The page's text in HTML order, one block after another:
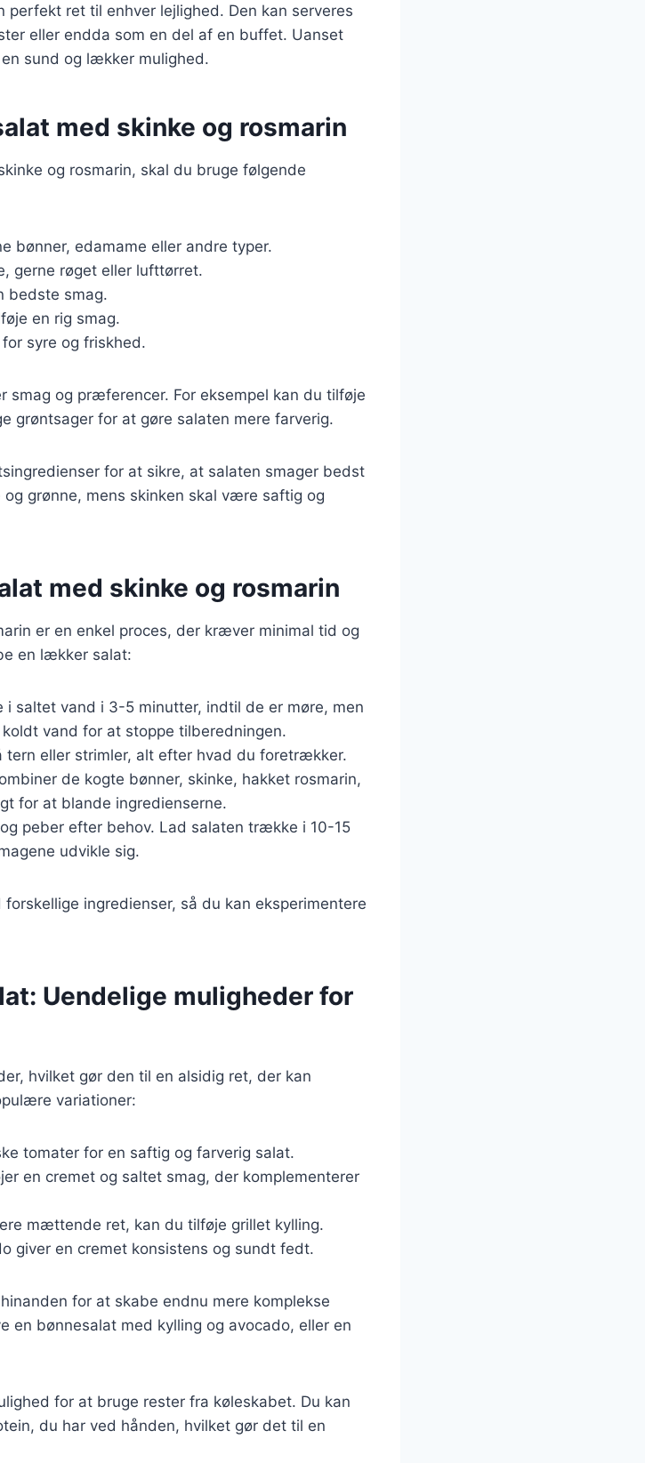
perfekt ret til enhver lejlighed. Den kan serveres
eller endda som en del af en buffet. Uanset
sund og lækker mulighed.
med skinke og rosmarin
og rosmarin, skal du bruge følgende
bønner, edamame eller andre typer.
gerne røget eller lufttørret.
bedste smag.
en rig smag.
syre og friskhed.
smag og præferencer. For eksempel kan du tilføje
grøntsager for at gøre salaten mere farverig.
for at sikre, at salaten smager bedst
grønne, mens skinken skal være saftig og
med skinke og rosmarin
er en enkel proces, der kræver minimal tid og
en lækker salat:
i saltet vand i 3-5 minutter, indtil de er møre, men
vand for at stoppe tilberedningen.
tern eller strimler, alt efter hvad du foretrækker.
de kogte bønner, skinke, hakket rosmarin,
for at blande ingredienserne.
peber efter behov. Lad salaten trække i 10-15
udvikle sig.
ingredienser, så du kan eksperimentere
Uendelige muligheder for
hvilket gør den til en alsidig ret, der kan
variationer:
tomater for en saftig og farverig salat.
en cremet og saltet smag, der komplementerer
mættende ret, kan du tilføje grillet kylling.
giver en cremet konsistens og sundt fedt.
for at skabe endnu mere komplekse
en bønnesalat med kylling og avocado, eller en
for at bruge rester fra køleskabet. Du kan
du har ved hånden, hvilket gør det til en